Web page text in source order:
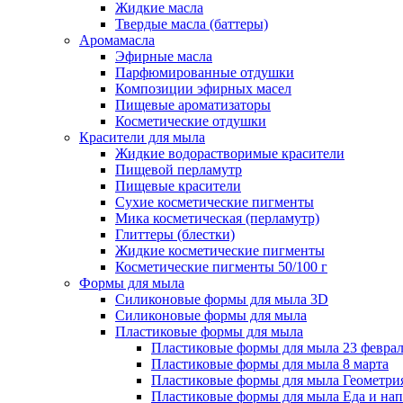
Жидкие масла
Твердые масла (баттеры)
Аромамасла
Эфирные масла
Парфюмированные отдушки
Композиции эфирных масел
Пищевые ароматизаторы
Косметические отдушки
Красители для мыла
Жидкие водорастворимые красители
Пищевой перламутр
Пищевые красители
Сухие косметические пигменты
Мика косметическая (перламутр)
Глиттеры (блестки)
Жидкие косметические пигменты
Косметические пигменты 50/100 г
Формы для мыла
Силиконовые формы для мыла 3D
Силиконовые формы для мыла
Пластиковые формы для мыла
Пластиковые формы для мыла 23
Пластиковые формы для мыла 8 марта
Пластиковые формы для мыла
Пластиковые формы для мыла Еда и